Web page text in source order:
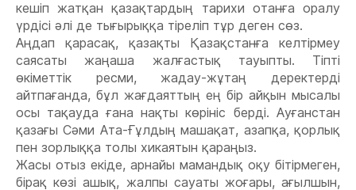
кешіп жатқан қазақтардың тарихи отанға оралу
үрдісі əлі де тығырыққа тіреліп тұр деген сөз.
Аңдап қарасақ, қазақты Қазақстанға келтірмеу
саясаты жаңаша жалғастық тауыпты. Тіпті
өкіметтік ресми, жадау-жұтаң деректерді
айтпағанда, бұл жағдаяттың ең бір айқын мысалы
осы тақауда ғана нақты көрініс берді. Ауғанстан
қазағы Сəми Ата-Ғұлдың машақат, азапқа, қорлық
пен зорлыққа толы хикаятын қараңыз.
Жасы отыз екіде, арнайы мамандық оқу бітірмеген,
бірақ көзі ашық, жалпы сауаты жоғары, ағылшын,